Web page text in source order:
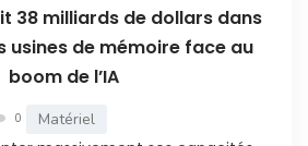
38 milliards de dollars dans
usines de mémoire face au
boom de l’IA
0 Matériel